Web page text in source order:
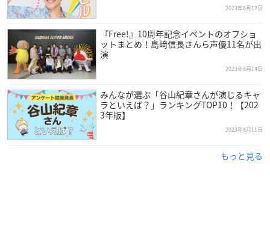
2023年8月17日
『Free!』10周年記念イベントのオフショ
ットまとめ！島﨑信長さんら声優11名が出
演
2023年8月14日
みんなが選ぶ「谷山紀章さんが演じるキャ
ラといえば？」ランキングTOP10！【202
3年版】
2023年8月11日
もっと見る